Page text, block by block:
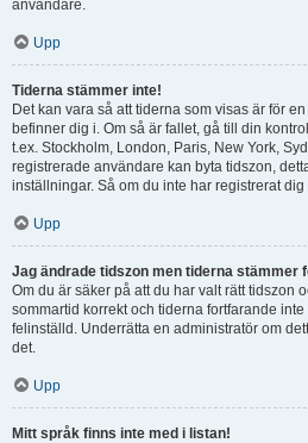
användare.
Upp
Tiderna stämmer inte!
Det kan vara så att tiderna som visas är för
befinner dig i. Om så är fallet, gå till din
t.ex. Stockholm, London, Paris, New York,
registrerade användare kan byta tidszon,
inställningar. Så om du inte har registrerat
Upp
Jag ändrade tidszon men tiderna stämmer
Om du är säker på att du har valt rätt tidszon
sommartid korrekt och tiderna fortfarande
felinställd. Underrätta en administratör om
det.
Upp
Mitt språk finns inte med i listan!